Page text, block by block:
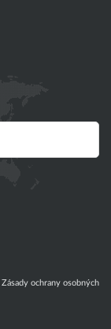
Zásady ochrany osobných